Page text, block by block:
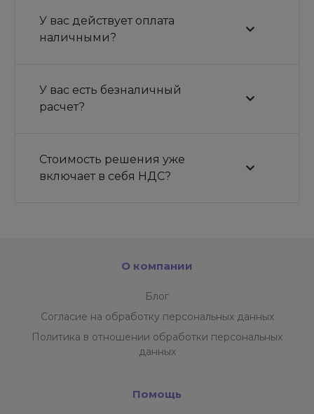
У вас действует оплата
наличными?
У вас есть безналичный
расчет?
Стоимость решения уже
включает в себя НДС?
О компании
Блог
Согласие на обработку персональных данных
Политика в отношении обработки персональных
данных
Помощь